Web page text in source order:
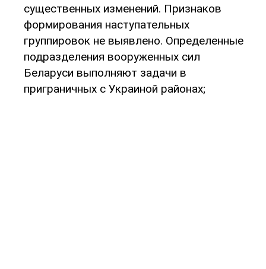
существенных изменений. Признаков
формирования наступательных
группировок не выявлено. Определенные
подразделения вооруженных сил
Беларуси выполняют задачи в
приграничных с Украиной районах;